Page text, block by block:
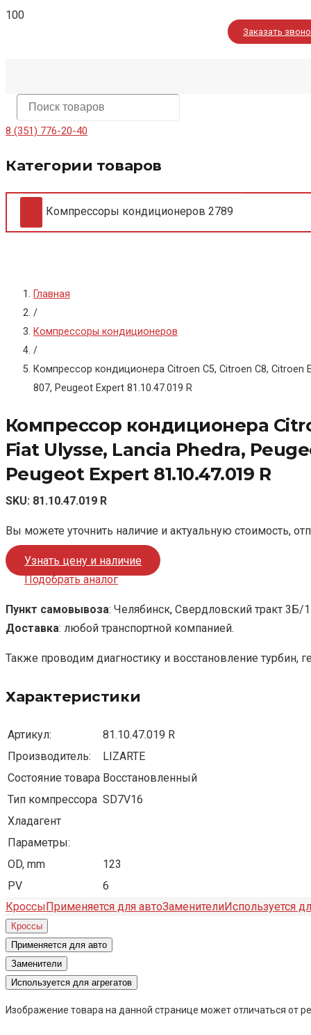
Заказать
8 (351) 776-20-40
Категории товаров
Компрессоры кондиционеров 2789
Главная
/
Компрессоры кондиционеров
/
Компрессор кондиционера Citroen C5, Citroen C8, Citroen
807, Peugeot Expert 81.10.47.019 R
Компрессор кондиционера
Fiat Ulysse, Lancia Phedra,
Peugeot Expert 81.10.47.019 R
SKU: 81.10.47.019 R
Вы можете уточнить наличие и актуальную стоимость,
Узнать цену и наличие
Подобрать аналог
Пункт самовывоза: Челябинск, Свердловский тракт 3Б/1
Доставка: любой транспортной компанией.
Также проводим диагностику и восстановление турбин,
Характеристики
Артикул:
81.10.47.019 R
Производитель:
LIZARTE
Состояние товара Восстановленный
Тип компрессора SD7V16
Хладагент
Параметры:
OD, mm
123
PV
6
Кроссы Применяется для автоЗаменителиИспользуется
Кроссы
Применяется для авто
Заменители
Используется для агрегатов
Изображение товара на данной странице может отличаться от